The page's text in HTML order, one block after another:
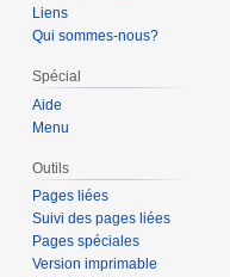
Liens
Qui sommes-nous?
Spécial
Aide
Menu
Outils
Pages liées
Suivi des pages liées
Pages spéciales
Version imprimable